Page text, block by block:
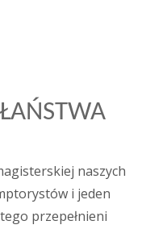
naszych
i jeden
przepełnieni